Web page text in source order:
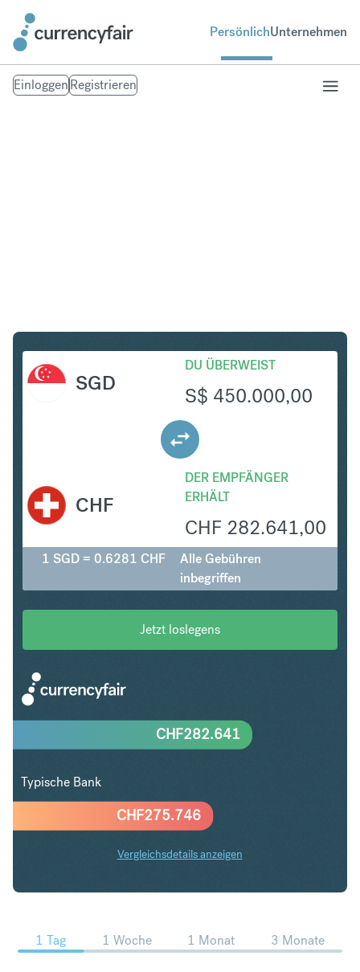
PersönlichUnternehmen
EinloggenRegistrieren
SGD
DU ÜBERWEIST
S$ 450.000,00
DER EMPFÄNGER
ERHÄLT
CHF 282.641,00
CHF
1 SGD = 0.6281 CHF
Alle Gebühren
inbegriffen
Jetzt loslegens
CHF275.746
CHF282.641
Typische Bank
Vergleichsdetails anzeigen
SGD in CHF Trends
1 Tag 1 Woche 1 Monat 3 Monate